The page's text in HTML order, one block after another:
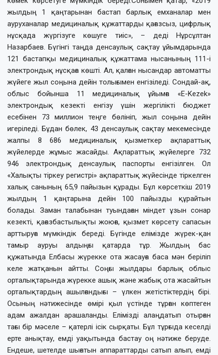
жылдың 1 қаңтарынан бастап барлық емханалар мен
ауруханалар медициналық құжаттарды қағазсыз, цифрлық
нұсқада жүргізуге көшуге тиіс», – деді Нұрсұлтан
Назарбаев. Бүгінгі таңда денсаулық сақтау ұйымдарында
121 бастапқы медициналық құжаттама нысанының 111-і
электрондық нұсқаға көшті. Ал, қалған нысандар автоматты
жүйеге жыл соңына дейін толығымен енгізіледі. Сондай-ақ,
облыс бойынша 11 медициналық ұйымға «Е-Kezek»
электрондық кезекті енгізу үшін жергілікті бюджет
есебінен 73 миллион теңге бөлініп, жыл соңына дейін
игеріледі. Бұдан бөлек, 43 денсаулық сақтау мекемесінде
жалпы 8 686 медициналық қызметкер ақпараттық
жүйелерде жұмыс жасайды. Ақпараттық жүйелерге 732
946 электрондық денсаулық паспорты енгізілген. Ол
«Халықты тіркеу регистрі» ақпараттық жүйесінде тіркелген
халық санының 65,9 пайызын құрады. Бұл көрсеткіш 2019
жылдың 1 қаңтарына дейін 100 пайызды құрайтын
болады. Заман талабынан туындаған міндет ұзын сонар
кезекті, қағазбастылықты жоюға, қызмет көрсету сапасын
арттыруға мүмкіндік береді. Бүгінде елімізде жүрек-қан
тамыр ауруы алдыңғы қатарда тұр. Жылдың бас
құжатында Елбасы жүрекке ота жасауға баса мән беріліп
келе жатқанын айтты. Соңғы жылдары барлық облыс
орталықтарында жүрекке ашық және жабық ота жасайтын
орталықтардың ашылғандығы – үлкен жетістіктердің бірі.
Осының нәтижесінде өмірі қыл үстінде тұрған көптеген
адам ажалдан арашаланды. Елімізді алаңдатып отырған
тағы бір мәселе – қатерлі ісік сырқаты. Бұл тұрғыда кеселді
ерте анықтау, емді уақытында бастау оң нәтиже беруде.
Ендеше, шетелде шығатын аппараттарды сатып алып, емді